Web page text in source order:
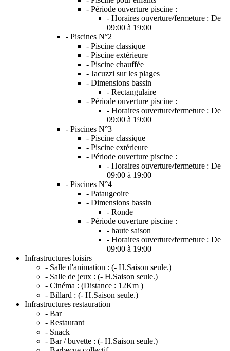
- Période ouverture piscine :
- Horaires ouverture/fermeture : De
09:00 à 19:00
- Piscines N°2
- Piscine classique
- Piscine extérieure
- Piscine chauffée
- Jacuzzi sur les plages
- Dimensions bassin
- Rectangulaire
- Période ouverture piscine :
- Horaires ouverture/fermeture : De
09:00 à 19:00
- Piscines N°3
- Piscine classique
- Piscine extérieure
- Période ouverture piscine :
- Horaires ouverture/fermeture : De
09:00 à 19:00
- Piscines N°4
- Pataugeoire
- Dimensions bassin
- Ronde
- Période ouverture piscine :
- haute saison
- Horaires ouverture/fermeture : De
09:00 à 19:00
Infrastructures loisirs
- Salle d'animation : (- H.Saison seule.)
- Salle de jeux : (- H.Saison seule.)
- Cinéma : (Distance : 12Km )
- Billard : (- H.Saison seule.)
Infrastructures restauration
- Bar
- Restaurant
- Snack
- Bar / buvette : (- H.Saison seule.)